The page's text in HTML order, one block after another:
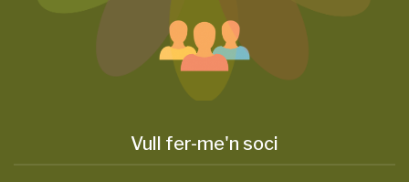
Vull fer-me'n soci